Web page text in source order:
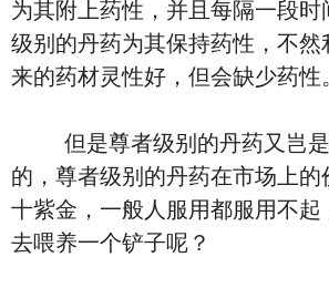
为其附上药性，并且每隔一段
级别的丹药为其保持药性，不然
来的药材灵性好，但会缺少药性
但是尊者级别的丹药又岂是
的，尊者级别的丹药在市场上
十紫金，一般人服用都服用不起
去喂养一个铲子呢？